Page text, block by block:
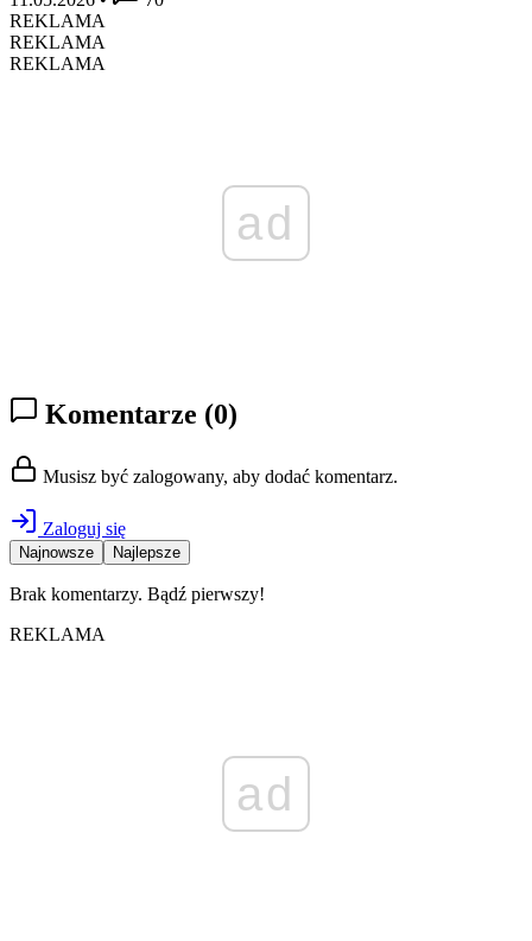
REKLAMA
REKLAMA
REKLAMA
ad
Komentarze (0)
Musisz być zalogowany, aby dodać komentarz.
Zaloguj się
Najnowsze Najlepsze
Brak komentarzy. Bądź pierwszy!
REKLAMA
ad